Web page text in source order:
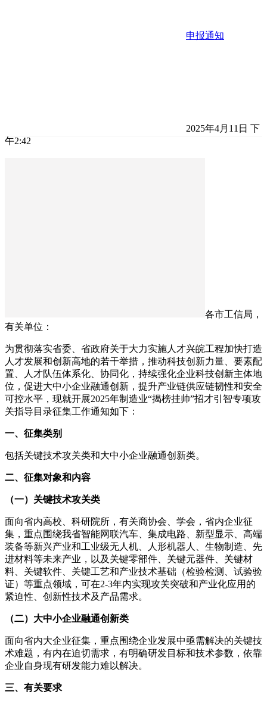
申报通知
2025年4月11日 下
午2:42
各市工信局，
有关单位：
为贯彻落实省委、省政府关于大力实施人才兴皖工程加快打造
人才发展和创新高地的若干举措，推动科技创新力量、要素配
置、人才队伍体系化、协同化，持续强化企业科技创新主体地
位，促进大中小企业融通创新，提升产业链供应链韧性和安全
可控水平，现就开展2025年制造业“揭榜挂帅”招才引智专项攻
关指导目录征集工作通知如下：
一、征集类别
包括关键技术攻关类和大中小企业融通创新类。
二、征集对象和内容
（一）关键技术攻关类
面向省内高校、科研院所，有关商协会、学会，省内企业征
集，重点围绕我省智能网联汽车、集成电路、新型显示、高端
装备等新兴产业和工业级无人机、人形机器人、生物制造、先
进材料等未来产业，以及关键零部件、关键元器件、关键材
料、关键软件、关键工艺和产业技术基础（检验检测、试验验
证）等重点领域，可在2-3年内实现攻关突破和产业化应用的
紧迫性、创新性技术及产品需求。
（二）大中小企业融通创新类
面向省内大企业征集，重点围绕企业发展中亟需解决的关键技
术难题，有内在迫切需求，有明确研发目标和技术参数，依靠
企业自身现有研发能力难以解决。
三、有关要求